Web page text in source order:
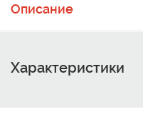
Описание
Характеристики